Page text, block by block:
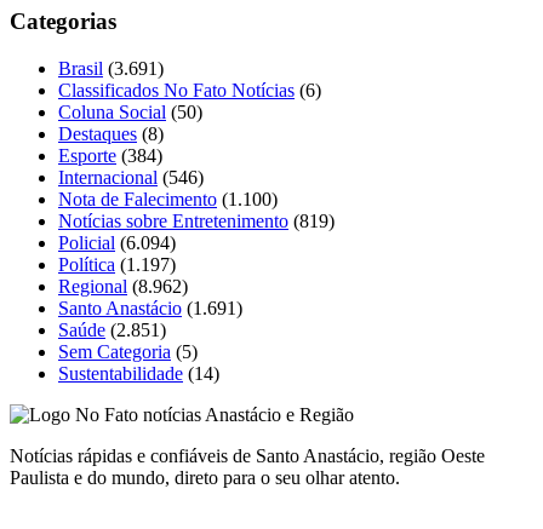
Categorias
Brasil (3.691)
Classificados No Fato Notícias (6)
Coluna Social (50)
Destaques (8)
Esporte (384)
Internacional (546)
Nota de Falecimento (1.100)
Notícias sobre Entretenimento (819)
Policial (6.094)
Política (1.197)
Regional (8.962)
Santo Anastácio (1.691)
Saúde (2.851)
Sem Categoria (5)
Sustentabilidade (14)
Notícias rápidas e confiáveis de Santo Anastácio, região Oeste
Paulista e do mundo, direto para o seu olhar atento.